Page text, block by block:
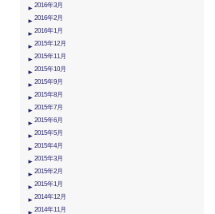
2016年3月
2016年2月
2016年1月
2015年12月
2015年11月
2015年10月
2015年9月
2015年8月
2015年7月
2015年6月
2015年5月
2015年4月
2015年3月
2015年2月
2015年1月
2014年12月
2014年11月